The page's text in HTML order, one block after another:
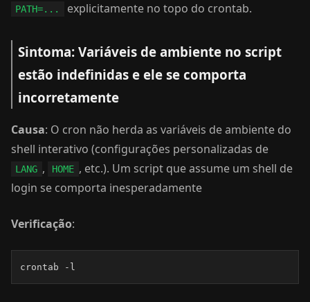
PATH=... explicitamente no topo do crontab.
Sintoma: Variáveis de ambiente no script
estão indefinidas e ele se comporta
incorretamente
Causa: O cron não herda as variáveis de ambiente do
shell interativo (configurações personalizadas de
LANG , HOME , etc.). Um script que assume um shell de
login se comporta inesperadamente
Verificação:
crontab -l